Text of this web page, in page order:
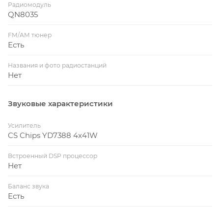
Радиомодуль
QN8035
FM/AM тюнер
Есть
Названия и фото радиостанций
Нет
Звуковые характеристики
Усилитель
CS Chips YD7388 4x41W
Встроенный DSP процессор
Нет
Баланс звука
Есть